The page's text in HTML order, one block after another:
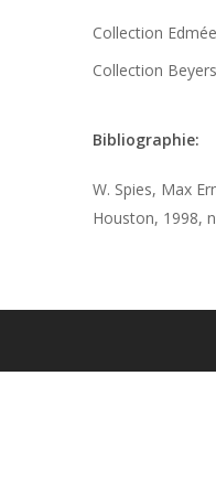
Collection
Collection
Bibliographie:
W. Spies, Max
Houston, 1998,